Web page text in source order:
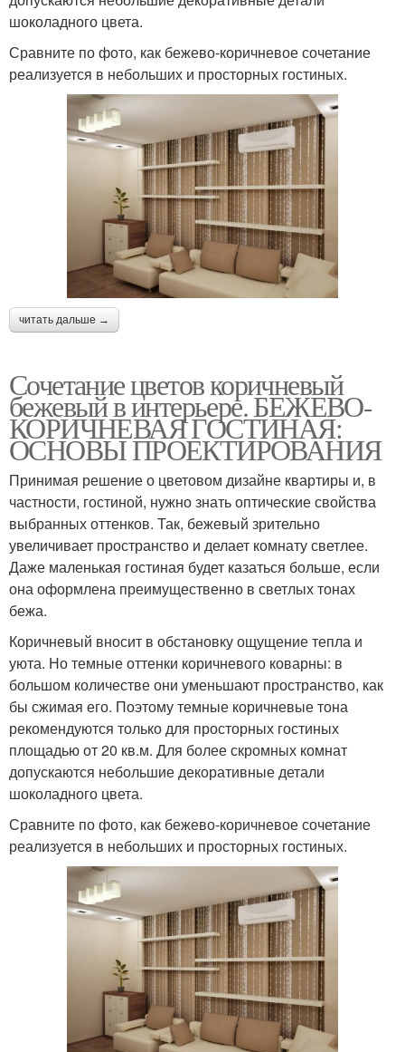
шоколадного цвета.
Сравните по фото, как бежево-коричневое сочетание
реализуется в небольших и просторных гостиных.
читать дальше →
Сочетание цветов коричневый
бежевый в интерьере. БЕЖЕВО-
КОРИЧНЕВАЯ ГОСТИНАЯ:
ОСНОВЫ ПРОЕКТИРОВАНИЯ
Принимая решение о цветовом дизайне квартиры и, в
частности, гостиной, нужно знать оптические свойства
выбранных оттенков. Так, бежевый зрительно
увеличивает пространство и делает комнату светлее.
Даже маленькая гостиная будет казаться больше, если
она оформлена преимущественно в светлых тонах
бежа.
Коричневый вносит в обстановку ощущение тепла и
уюта. Но темные оттенки коричневого коварны: в
большом количестве они уменьшают пространство, как
бы сжимая его. Поэтому темные коричневые тона
рекомендуются только для просторных гостиных
площадью от 20 кв.м. Для более скромных комнат
допускаются небольшие декоративные детали
шоколадного цвета.
Сравните по фото, как бежево-коричневое сочетание
реализуется в небольших и просторных гостиных.